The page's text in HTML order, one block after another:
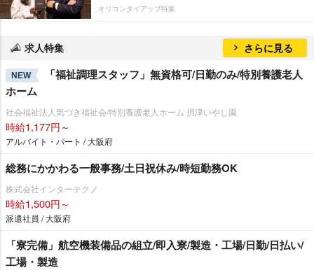
オリコンタイアップ特集
求人特集 さらに見る
NEW
「福祉調理スタッフ」無資格可/日勤のみ/特別養護老人
ホーム
社会福祉法人気づき福祉会/特別養護老人ホーム 摂津いやし園
時給1,177円～
アルバイト・パート / 大阪府
総務にかかわる一般事務/土日祝休み/時短勤務OK
株式会社インターテクノ
時給1,500円～
派遣社員 / 大阪府
「寮完備」航空機装備品の組立/即入寮/製造・工場/日勤/日払い/
工場・製造